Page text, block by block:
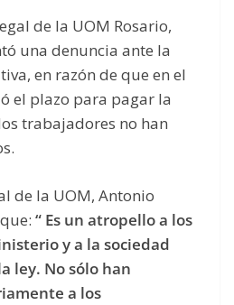
de la UOM Rosario,
una denuncia ante la
en razón de que en el
el plazo para pagar la
trabajadores no han
de la UOM, Antonio
“ Es un atropello a los
y a la sociedad
ley. No sólo han
a los